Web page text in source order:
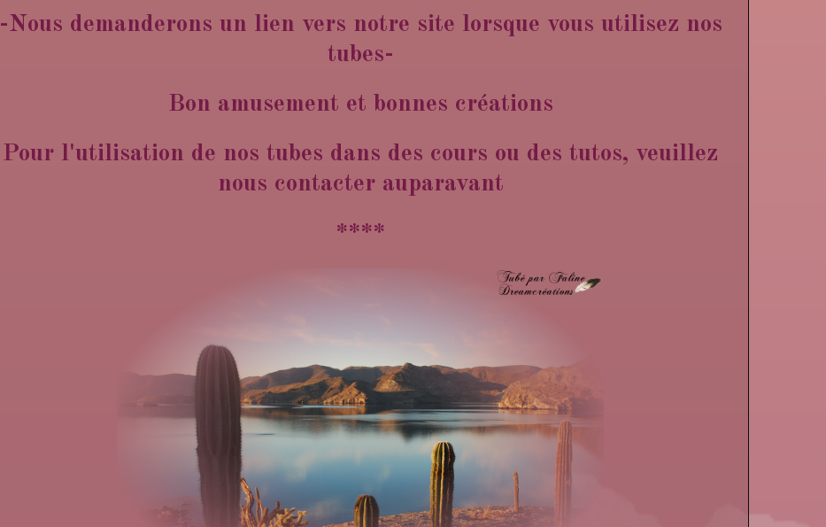
-Nous demanderons un lien vers notre site lorsque vous utilisez nos
tubes-
Bon amusement et bonnes créations
Pour l'utilisation de nos tubes dans des cours ou des tutos, veuillez
nous contacter auparavant
****